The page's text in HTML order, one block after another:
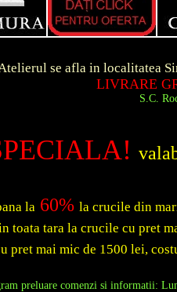
in localitatea Simeria
S.C. Roca Art
la 60% la crucile din
toata tara la crucile cu pret
pret mai mic de 1500 lei,
preluare comenzi si informatii: